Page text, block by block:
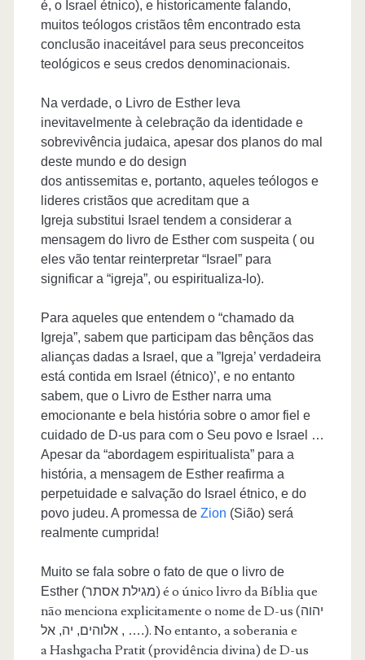
é, o Israel étnico), e historicamente falando,
muitos teólogos cristãos têm encontrado esta
conclusão inaceitável para seus preconceitos
teológicos e seus credos denominacionais.
Na verdade, o Livro de Esther leva
inevitavelmente à celebração da identidade e
sobrevivência judaica, apesar dos planos do mal
deste mundo e do design
dos antissemitas e, portanto, aqueles teólogos e
lideres cristãos que acreditam que a
Igreja substitui Israel tendem a considerar a
mensagem do livro de Esther com suspeita ( ou
eles vão tentar reinterpretar “Israel” para
significar a “igreja”, ou espiritualiza-lo).
Para aqueles que entendem o “chamado da
Igreja”, sabem que participam das bênçãos das
alianças dadas a Israel, que a ”Igreja’ verdadeira
está contida em Israel (étnico)’, e no entanto
sabem, que o Livro de Esther narra uma
emocionante e bela história sobre o amor fiel e
cuidado de D-us para com o Seu povo e Israel …
Apesar da “abordagem espiritualista” para a
história, a mensagem de Esther reafirma a
perpetuidade e salvação do Israel étnico, e do
povo judeu. A promessa de Zion (Sião) será
realmente cumprida!
Muito se fala sobre o fato de que o livro de
Esther (מגילת אסתר) é o único livro da Bíblia que
não menciona explicitamente o nome de D-us (יהוה
, אלוהים, יה, אל ….). No entanto, a soberania e
a Hashgacha Pratit (providência divina) de D-us